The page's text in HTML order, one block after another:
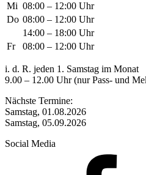
Mi 08:00 – 12:00 Uhr
Do 08:00 – 12:00 Uhr
14:00 – 18:00 Uhr
Fr
08:00 – 12:00 Uhr
i. d. R. jeden 1. Samstag im Monat
9.00 – 12.00 Uhr (nur Pass- und
Nächste Termine:
Samstag, 01.08.2026
Samstag, 05.09.2026
Social Media